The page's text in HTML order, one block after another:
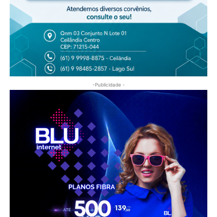
-Publicidade -